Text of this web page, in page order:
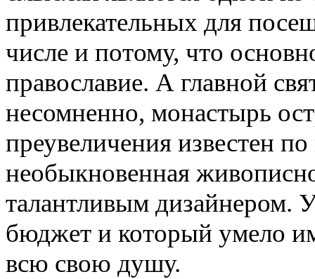
привлекательных для
числе и потому, что
православие. А главной
несомненно, монастырь
преувеличения известен
необыкновенная
талантливым дизайнером.
бюджет и который умело
всю свою душу.